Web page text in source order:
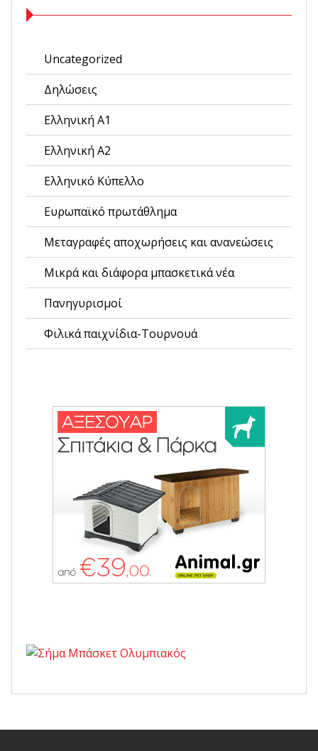
Uncategorized
Δηλώσεις
Ελληνική Α1
Ελληνική Α2
Ελληνικό Κύπελλο
Ευρωπαϊκό πρωτάθλημα
Μεταγραφές αποχωρήσεις και ανανεώσεις
Μικρά και διάφορα μπασκετικά νέα
Πανηγυρισμοί
Φιλικά παιχνίδια-Τουρνουά